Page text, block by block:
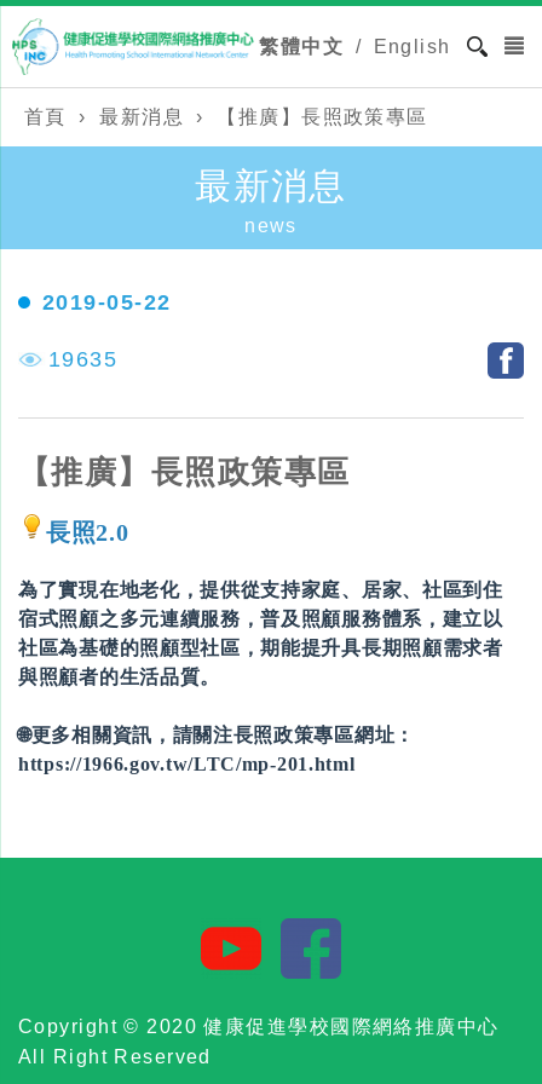
繁體中文 / English
首頁 › 最新消息 › 【推廣】長照政策專區
最新消息
news
19635
2019-05-22
【推廣】長照政策專區
長照2.0
為了實現在地老化，提供從支持家庭、居家、社區到住
宿式照顧之多元連續服務，普及照顧服務體系，建立以
社區為基礎的照顧型社區，期能提升具長期照顧需求者
與照顧者的生活品質。
🌐更多相關資訊，請關注長照政策專區網址：
https://1966.gov.tw/LTC/mp-201.html
Copyright © 2020 健康促進學校國際網絡推廣中心
All Right Reserved